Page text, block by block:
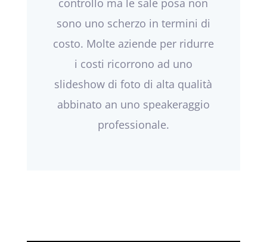
controllo ma le sale posa non
sono uno scherzo in termini di
costo. Molte aziende per ridurre
i costi ricorrono ad uno
slideshow di foto di alta qualità
abbinato an uno speakeraggio
professionale.